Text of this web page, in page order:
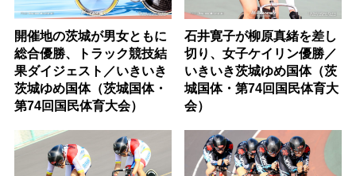
開催地の茨城が男女ともに
総合優勝、トラック競技結
果ダイジェスト／いきいき
茨城ゆめ国体（茨城国体・
第74回国民体育大会）
石井寛子が柳原真緒を差し
切り、女子ケイリン優勝／
いきいき茨城ゆめ国体（茨
城国体・第74回国民体育大
会）